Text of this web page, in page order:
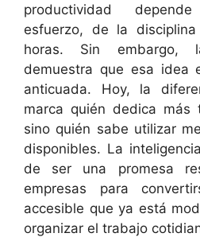
productividad
esfuerzo, de la
horas. Sin embargo,
demuestra que esa idea
anticuada. Hoy, la
marca quién dedica más
sino quién sabe utilizar
disponibles. La
de ser una promesa
empresas para
accesible que ya está
organizar el trabajo